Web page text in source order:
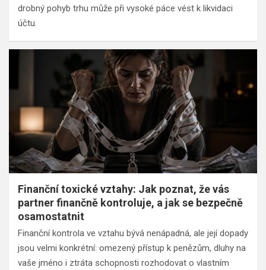
drobný pohyb trhu může při vysoké páce vést k likvidaci
účtu.
Finanční toxické vztahy: Jak poznat, že vás
partner finančně kontroluje, a jak se bezpečně
osamostatnit
Finanční kontrola ve vztahu bývá nenápadná, ale její dopady
jsou velmi konkrétní: omezený přístup k penězům, dluhy na
vaše jméno i ztráta schopnosti rozhodovat o vlastním